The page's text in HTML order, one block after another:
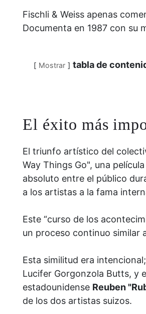
Fischli & Weiss apenas
Documenta en 1987 con su
Mostrar tabla de
El éxito más
El triunfo artístico del
Way Things Go", una
absoluto entre el público
a los artistas a la fama
Este “curso de los
un proceso continuo similar
Esta similitud era
Lucifer Gorgonzola Butts, y
estadounidense Reuben
de los dos artistas suizos.